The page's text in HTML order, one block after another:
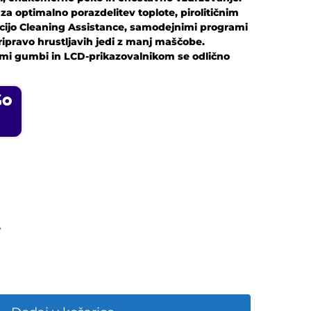
optimalno porazdelitev toplote, pirolitičnim
Cleaning Assistance, samodejnimi programi
hrustljavih jedi z manj maščobe.
gumbi in LCD-prikazovalnikom se odlično